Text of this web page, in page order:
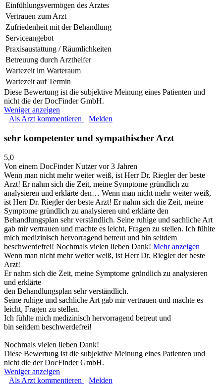
Einfühlungsvermögen des Arztes
Vertrauen zum Arzt
Zufriedenheit mit der Behandlung
Serviceangebot
Praxisaustattung / Räumlichkeiten
Betreuung durch Arzthelfer
Wartezeit im Warteraum
Wartezeit auf Termin
Diese Bewertung ist die subjektive Meinung eines Patienten und
nicht die der DocFinder GmbH.
Weniger anzeigen
Als Arzt kommentieren
Melden
sehr kompetenter und sympathischer Arzt
5,0
Von einem DocFinder Nutzervor 3 Jahren
Wenn man nicht mehr weiter weiß, ist Herr Dr. Riegler der beste
Arzt! Er nahm sich die Zeit, meine Symptome gründlich zu
analysieren und erklärte den… Wenn man nicht mehr weiter weiß,
ist Herr Dr. Riegler der beste Arzt! Er nahm sich die Zeit, meine
Symptome gründlich zu analysieren und erklärte den
Behandlungsplan sehr verständlich. Seine ruhige und sachliche Art
gab mir vertrauen und machte es leicht, Fragen zu stellen. Ich fühlte
mich medizinisch hervorragend betreut und bin seitdem
beschwerdefrei! Nochmals vielen lieben Dank! Mehr anzeigen
Wenn man nicht mehr weiter weiß, ist Herr Dr. Riegler der beste
Arzt!
Er nahm sich die Zeit, meine Symptome gründlich zu analysieren
und erklärte
den Behandlungsplan sehr verständlich.
Seine ruhige und sachliche Art gab mir vertrauen und machte es
leicht, Fragen zu stellen.
Ich fühlte mich medizinisch hervorragend betreut und
bin seitdem beschwerdefrei!
Nochmals vielen lieben Dank!
Diese Bewertung ist die subjektive Meinung eines Patienten und
nicht die der DocFinder GmbH.
Weniger anzeigen
Als Arzt kommentieren
Melden